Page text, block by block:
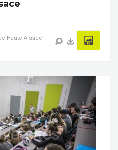
Haute-Alsace